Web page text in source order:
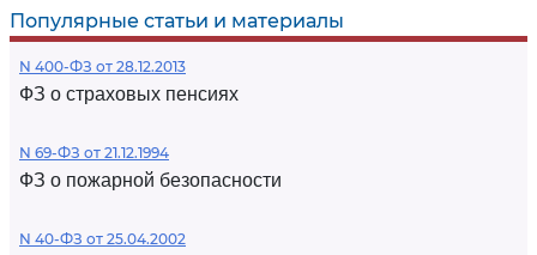
Популярные статьи и материалы
N 400-ФЗ от 28.12.2013
ФЗ о страховых пенсиях
N 69-ФЗ от 21.12.1994
ФЗ о пожарной безопасности
N 40-ФЗ от 25.04.2002